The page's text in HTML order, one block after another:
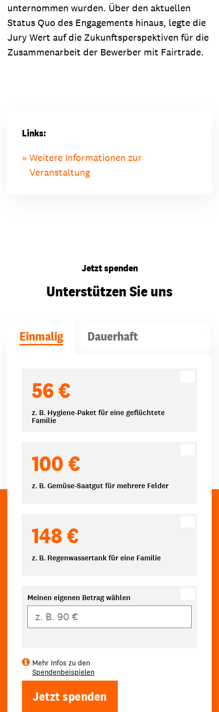
unternommen wurden. Über den aktuellen
Status Quo des Engagements hinaus, legte die
Jury Wert auf die Zukunftsperspektiven für die
Zusammenarbeit der Bewerber mit Fairtrade.
Links:
Weitere Informationen zur
Veranstaltung
Jetzt spenden
Unterstützen Sie uns
Einmalig Dauerhaft
56 €
z. B. Hygiene-Paket für eine geflüchtete
Familie
100 €
z. B. Gemüse-Saatgut für mehrere Felder
148 €
z. B. Regenwassertank für eine Familie
Meinen eigenen Betrag wählen
Mehr Infos zu den
Spendenbeispielen
Jetzt spenden